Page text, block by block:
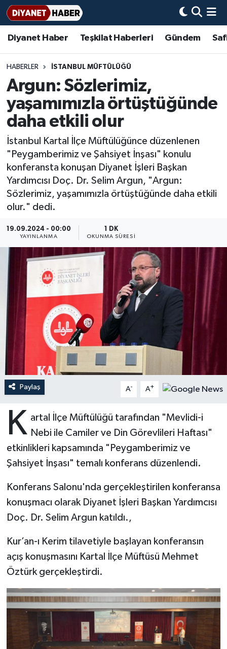
Diyanet Haber Teşkilat Haberleri Gündem
HABERLER İSTANBUL MÜFTÜLÜĞÜ
Argun: Sözlerimiz,
yaşamımızla örtüştüğünde
daha etkili olur
İstanbul Kartal İlçe Müftülüğünce düzenlenen
"Peygamberimiz ve Şahsiyet İnşası" konulu
konferansta konuşan Diyanet İşleri Başkan
Yardımcısı Doç. Dr. Selim Argun, "Argun:
Sözlerimiz, yaşamımızla örtüştüğünde daha etkili
olur." dedi.
19.09.2024 - 00:00
YAYINLANMA
1 DK
OKUNMA SÜRESI
Paylaş A- A+
K artal İlçe Müftülüğü tarafından "Mevlidi-i
Nebi ile Camiler ve Din Görevlileri Haftası"
etkinlikleri kapsamında "Peygamberimiz ve
Şahsiyet İnşası" temalı konferans düzenlendi.
Konferans Salonu'nda gerçekleştirilen konferansa
konuşmacı olarak Diyanet İşleri Başkan Yardımcısı
Doç. Dr. Selim Argun katıldı.,
Kur’an-ı Kerim tilavetiyle başlayan konferansın
açış konuşmasını Kartal İlçe Müftüsü Mehmet
Öztürk gerçekleştirdi.
Diyanet Haber
Teşkilat Haberleri
Adana Müftülüğü
Adıyaman Müftülüğü
Afyonkarahisar Müftülüğü
Ağrı Müftülüğü
Aksaray Müftülüğü
Amasya Müftülüğü
Ankara Müftülüğü
Ardahan Müftülüğü
Artvin Müftülüğü
Aydın Müftülüğü
Balıkesir Müftülüğü
Bartın Müftülüğü
Batman Müftülüğü
Bingöl Müftülüğü
Bolu Müftülüğü
Bursa Müftülüğü
Çankırı Müftülüğü
Çorum Müftülüğü
Gündem
#Keşfet
Bir Ayet
Bir Hikaye
Biyografiler
Dini kavramlar
Diyanet Bilgi
Diyanet Takvimi
Dualar
Kudüs
Kurban
Mukabele
Peygamberimizin Hayatı
Ramazan
Sahabeler
Basında Bugün
DİYANET eKİTAP
Diyanet Dergi
Aile Dergisi
Aylık Dergi
Hutbeler
DİYANET AKADEMİ
DİYANET GENÇLİK
DİYANET RADYO/TV
DEPREM
Dünya
İmam Hatip Okulları
Aile
Makaleler
Başmakale
Duyurular
Hadis-i Şerifler
Hayat Okumaları
Bilim, Teknoloji
Biyografiler
Nöbetçi Eczaneler
Hava Durumu
Ankara Namaz Vakitleri
Trafik Durumu
Süper Lig Puan Durumu ve Fikstür
Tüm Manşetler
Son Dakika Haberleri